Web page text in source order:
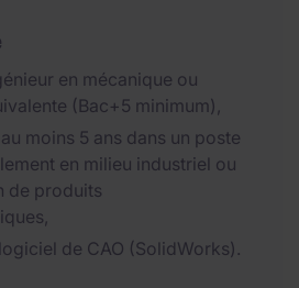
en mécanique ou
(Bac+5 minimum),
moins 5 ans dans un poste
en milieu industriel ou
de produits
de CAO (SolidWorks).